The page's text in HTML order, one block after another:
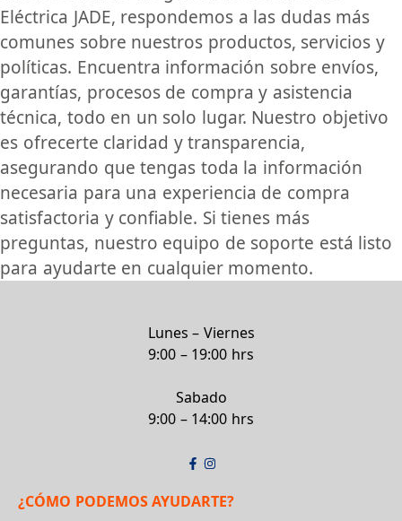
Eléctrica JADE, respondemos a las dudas más
comunes sobre nuestros productos, servicios y
políticas. Encuentra información sobre envíos,
garantías, procesos de compra y asistencia
técnica, todo en un solo lugar. Nuestro objetivo
es ofrecerte claridad y transparencia,
asegurando que tengas toda la información
necesaria para una experiencia de compra
satisfactoria y confiable. Si tienes más
preguntas, nuestro equipo de soporte está listo
para ayudarte en cualquier momento.
Lunes – Viernes
9:00 – 19:00 hrs
Sabado
9:00 – 14:00 hrs
¿CÓMO PODEMOS AYUDARTE?